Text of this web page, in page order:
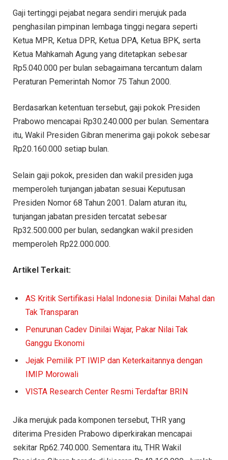
Gaji tertinggi pejabat negara sendiri merujuk pada
penghasilan pimpinan lembaga tinggi negara seperti
Ketua MPR, Ketua DPR, Ketua DPA, Ketua BPK, serta
Ketua Mahkamah Agung yang ditetapkan sebesar
Rp5.040.000 per bulan sebagaimana tercantum dalam
Peraturan Pemerintah Nomor 75 Tahun 2000.
Berdasarkan ketentuan tersebut, gaji pokok Presiden
Prabowo mencapai Rp30.240.000 per bulan. Sementara
itu, Wakil Presiden Gibran menerima gaji pokok sebesar
Rp20.160.000 setiap bulan.
Selain gaji pokok, presiden dan wakil presiden juga
memperoleh tunjangan jabatan sesuai Keputusan
Presiden Nomor 68 Tahun 2001. Dalam aturan itu,
tunjangan jabatan presiden tercatat sebesar
Rp32.500.000 per bulan, sedangkan wakil presiden
memperoleh Rp22.000.000.
Artikel Terkait:
AS Kritik Sertifikasi Halal Indonesia: Dinilai Mahal dan
Tak Transparan
Penurunan Cadev Dinilai Wajar, Pakar Nilai Tak
Ganggu Ekonomi
Jejak Pemilik PT IWIP dan Keterkaitannya dengan
IMIP Morowali
VISTA Research Center Resmi Terdaftar BRIN
Jika merujuk pada komponen tersebut, THR yang
diterima Presiden Prabowo diperkirakan mencapai
sekitar Rp62.740.000. Sementara itu, THR Wakil